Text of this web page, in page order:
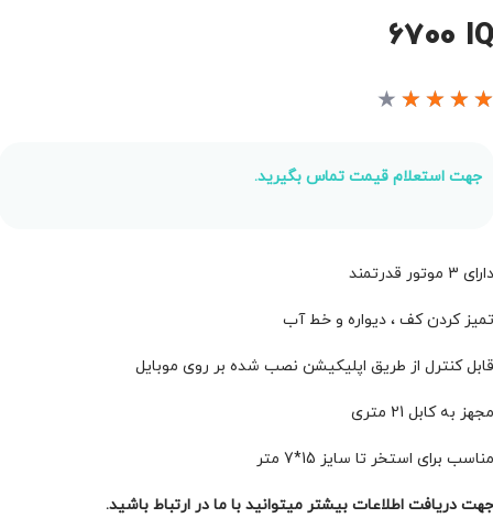
6700
★
★
★
★
جهت استعلام قیمت تماس بگیرید.
3 موتور قدرتمند
کردن کف ، دیواره و خط آب
کنترل از طریق اپلیکیشن نصب شده بر روی موبایل
به کابل 21 متری
برای استخر تا سایز 15*7 متر
دریافت اطلاعات بیشتر میتوانید با ما در ارتباط باشید.